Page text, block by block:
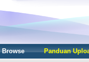
Browse Panduan